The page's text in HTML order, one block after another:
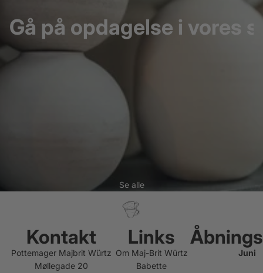
Gå på opdagelse i vores
Se alle
Kontakt
Pottemager Majbrit Würtz
Møllegade 20
Links
Om Maj-Brit Würtz
Babette
Juni